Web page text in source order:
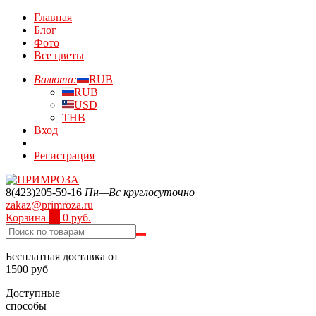
Главная
Блог
Фото
Все цветы
Валюта:
RUB
RUB
USD
THB
Вход
Регистрация
8(423)205-59-16 Пн—Вс круглосуточно
zakaz@primroza.ru
Корзина
0 руб.
Бесплатная доставка от
1500 руб
Доступные
способы